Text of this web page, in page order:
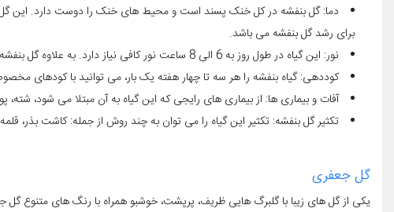
برای رشد گل بنفشه می باشد.
نور: این گیاه در طول روز به 6 الی 8 ساعت نور کافی نیاز دارد. به علاوه گل بنفشه را می توان در باغچه و در زیر سایه کاشت.
کوددهی: گیاه بنفشه را هر سه تا چهار هفته یک بار، می توانید با کودهای
آفات و بیماری ها: از بیماری های رایجی که این گیاه به آن مبتلا می شود،
تکثیر گل بنفشه: تکثیر این گیاه را می توان به چند روش از جمله: کاشت بذر،
گل جعفری
یکی از گل های زیبا با گلبرگ هایی ظریف، پرپشت، خوشبو همراه با رنگ های متنوع گل